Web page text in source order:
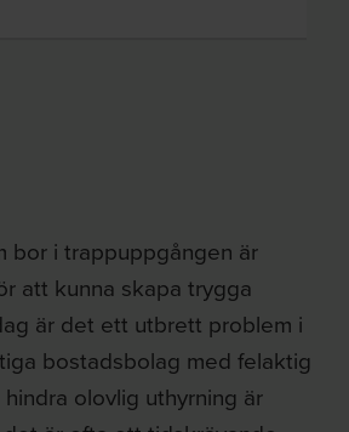
bor i trappuppgången är
att kunna skapa trygga
är det ett utbrett problem i
bostadsbolag med felaktig
olovlig uthyrning är